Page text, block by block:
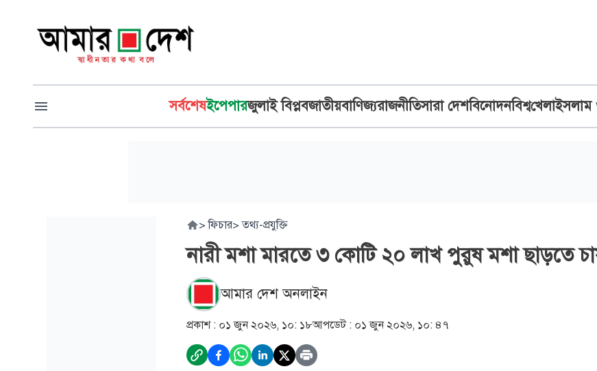
সর্বশেষইপেপারজুলাই বিপ্লবজাতীয়বাণিজ্যরাজনীতিসারা দেশবিনোদনবিশ্বখেলাইসলাম
> ফিচার> তথ্য-প্রযুক্তি
নারী মশা মারতে ৩ কোটি ২০ লাখ পুরুষ মশা ছাড়তে
আমার দেশ অনলাইন
প্রকাশ : ০১ জুন ২০২৬, ১০: ১৮আপডেট : ০১ জুন ২০২৬, ১০: ৪৭